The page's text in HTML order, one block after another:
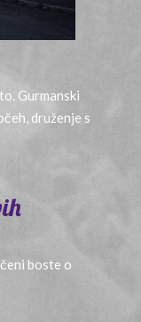
Gurmanski
druženje s
boste o